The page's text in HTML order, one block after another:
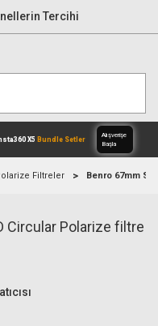
Tercihi
Alışverişe
Filtreler Benro 67mm
Circular Polarize filtre